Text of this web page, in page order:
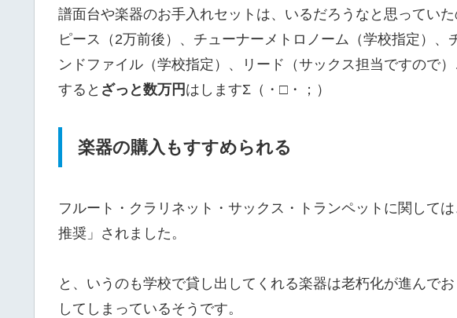
譜面台や楽器のお手入れセットは、いるだろうなと思ってい
ピース（2万前後）、チューナーメトロノーム（学校指定）
ンドファイル（学校指定）、リード（サックス担当ですので
すると ざっと数万円 はしますΣ（・□・；）
楽器の購入もすすめられる
フルート・クラリネット・サックス・トランペットに関して
推奨」されました。
と、いうのも学校で貸し出してくれる楽器は老朽化が進んで
してしまっているそうです。